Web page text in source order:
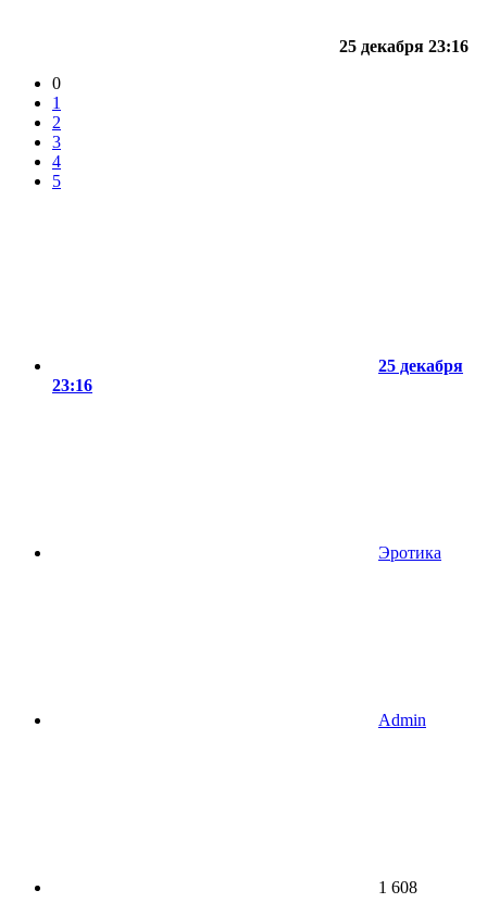
25 декабря 23:16
0
1
2
3
4
5
25 декабря
23:16
Эротика
Admin
1 608